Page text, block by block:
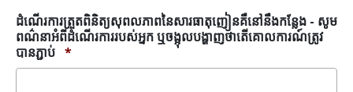
សុពល
ភាព​
ហើយ
*
ដំណើរការត្រួតពិនិត្យសុពលភាពនៃសារធាតុញៀនគឺនៅនឹងកន្លែង - សូម
ពណ៌នាអំពីដំណើរការរបស់អ្នក ឬចង្អុលបង្ហាញថាតើគោលការណ៍ត្រូវ
បានភ្ជាប់ *